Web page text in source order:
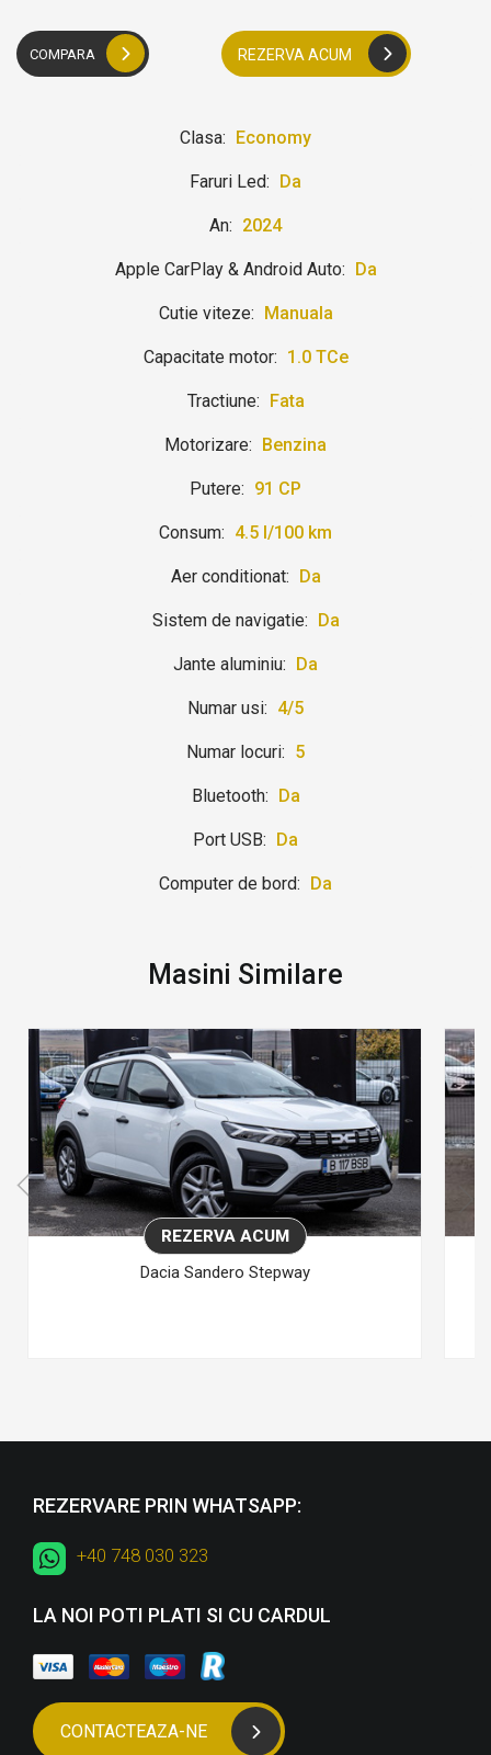
COMPARA REZERVA ACUM
Clasa: Economy
Faruri Led: Da
An: 2024
Apple CarPlay & Android Auto: Da
Cutie viteze: Manuala
Capacitate motor: 1.0 TCe
Tractiune: Fata
Motorizare: Benzina
Putere: 91 CP
Consum: 4.5 l/100 km
Aer conditionat: Da
Sistem de navigatie: Da
Jante aluminiu: Da
Numar usi: 4/5
Numar locuri: 5
Bluetooth: Da
Port USB: Da
Computer de bord: Da
Masini Similare
REZERVA ACUM
Dacia Sandero Stepway
REZERVARE PRIN WHATSAPP:
+40 748 030 323
LA NOI POTI PLATI SI CU CARDUL
CONTACTEAZA-NE